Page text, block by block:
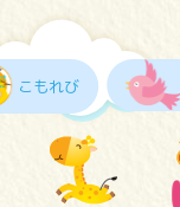
こもれび